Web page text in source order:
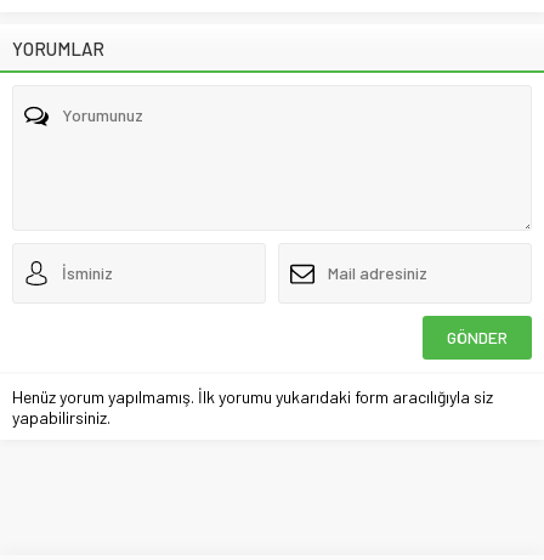
YORUMLAR
Henüz yorum yapılmamış. İlk yorumu yukarıdaki form aracılığıyla siz
yapabilirsiniz.